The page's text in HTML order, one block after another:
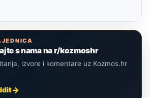
s nama na r/kozmoshr
izvore i komentare uz Kozmos.hr